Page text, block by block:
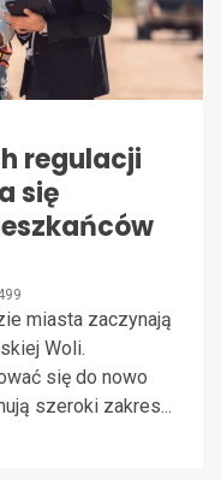
regulacji
się
miasta zaczynają
Woli.
się do nowo
szeroki zakres...